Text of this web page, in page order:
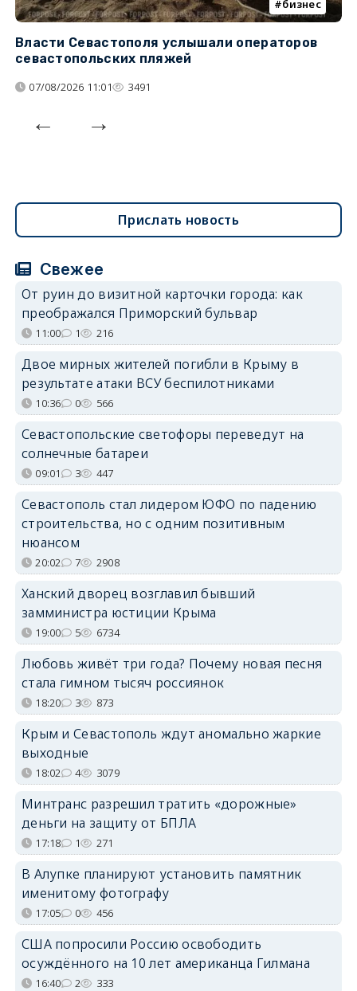
бизнес
Власти Севастополя услышали операторов
севастопольских пляжей
07/08/2026 11:01 3491
Прислать новость
Свежее
От руин до визитной карточки города: как
преображался Приморский бульвар
11:00 1 216
Двое мирных жителей погибли в Крыму в
результате атаки ВСУ беспилотниками
10:36 0 566
Севастопольские светофоры переведут на
солнечные батареи
09:01 3 447
Севастополь стал лидером ЮФО по падению
строительства, но с одним позитивным
нюансом
20:02 7 2908
Ханский дворец возглавил бывший
замминистра юстиции Крыма
19:00 5 6734
Любовь живёт три года? Почему новая песня
стала гимном тысяч россиянок
18:20 3 873
Крым и Севастополь ждут аномально жаркие
выходные
18:02 4 3079
Минтранс разрешил тратить «дорожные»
деньги на защиту от БПЛА
17:18 1 271
В Алупке планируют установить памятник
именитому фотографу
17:05 0 456
США попросили Россию освободить
осуждённого на 10 лет американца Гилмана
16:40 2 333